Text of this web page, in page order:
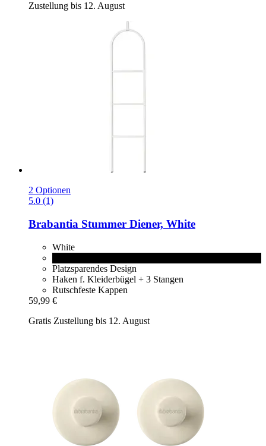
Zustellung bis 12. August
2 Optionen
5.0 (1)
Brabantia Stummer Diener, White
White
Platzsparendes Design
Haken f. Kleiderbügel + 3 Stangen
Rutschfeste Kappen
59,99 €
Gratis Zustellung bis 12. August